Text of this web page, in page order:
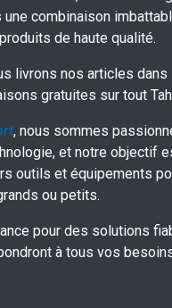
combinaison
de haute qualité.
livrons nos articles
gratuites sur tout
, nous sommes
et notre objectif
outils et équipements
ou petits.
pour des solutions
à tous vos